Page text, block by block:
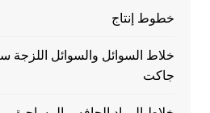
خطوط إنتاج
خلاط السوائل والسوائل
جاكت